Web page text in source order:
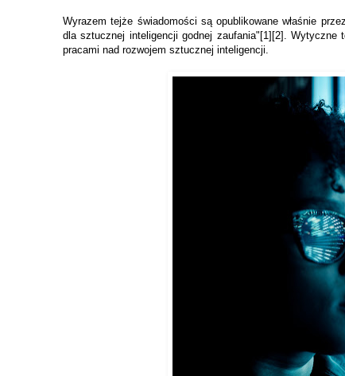
Wyrazem tejże świadomości są opublikowane właśnie
dla sztucznej inteligencji godnej zaufania"[1][2].
pracami nad rozwojem sztucznej inteligencji.